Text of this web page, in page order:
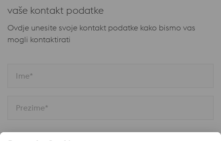
vaše kontakt podatke
Ovdje unesite svoje kontakt podatke kako bismo vas
mogli kontaktirati
Ime*
Prezime*